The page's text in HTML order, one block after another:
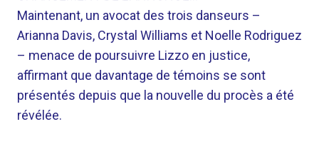
Maintenant, un avocat des trois danseurs –
Arianna Davis, Crystal Williams et Noelle Rodriguez
– menace de poursuivre Lizzo en justice,
affirmant que davantage de témoins se sont
présentés depuis que la nouvelle du procès a été
révélée.